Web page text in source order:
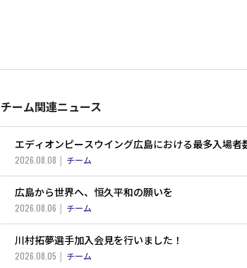
チーム関連ニュース
エディオンピースウイング広島における最多入場者
2026.08.08 チーム
広島から世界へ、恒久平和の願いを
2026.08.06 チーム
川村拓夢選手加入会見を行いました！
2026.08.05 チーム